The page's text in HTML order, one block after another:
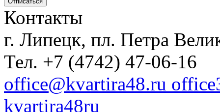
Контакты
г. Липецк, пл. Петра
Тел. +7 (4742) 47-06-16
office@kvartira48.ru
kvartira48ru